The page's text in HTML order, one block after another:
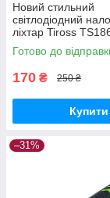
Новий стильний
світлодіодний
ліхтар Tiross
Європи
Готово до
170 ₴ 250 ₴
Купити
–31%